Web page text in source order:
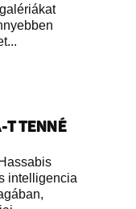
T TENNÉ
intelligencia